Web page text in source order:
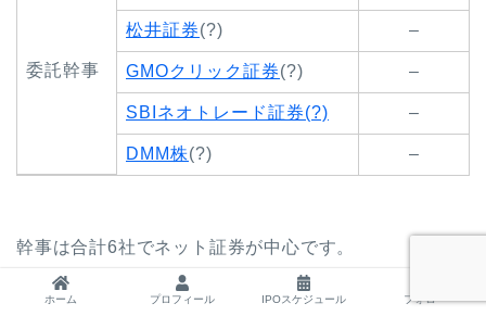
委託幹事
松井証券(?) –
GMOクリック証券(?) –
SBIネオトレード証券(?) –
DMM株(?) –
幹事は合計6社でネット証券が中心です。
ホーム プロフィール IPOスケジュール フォロー